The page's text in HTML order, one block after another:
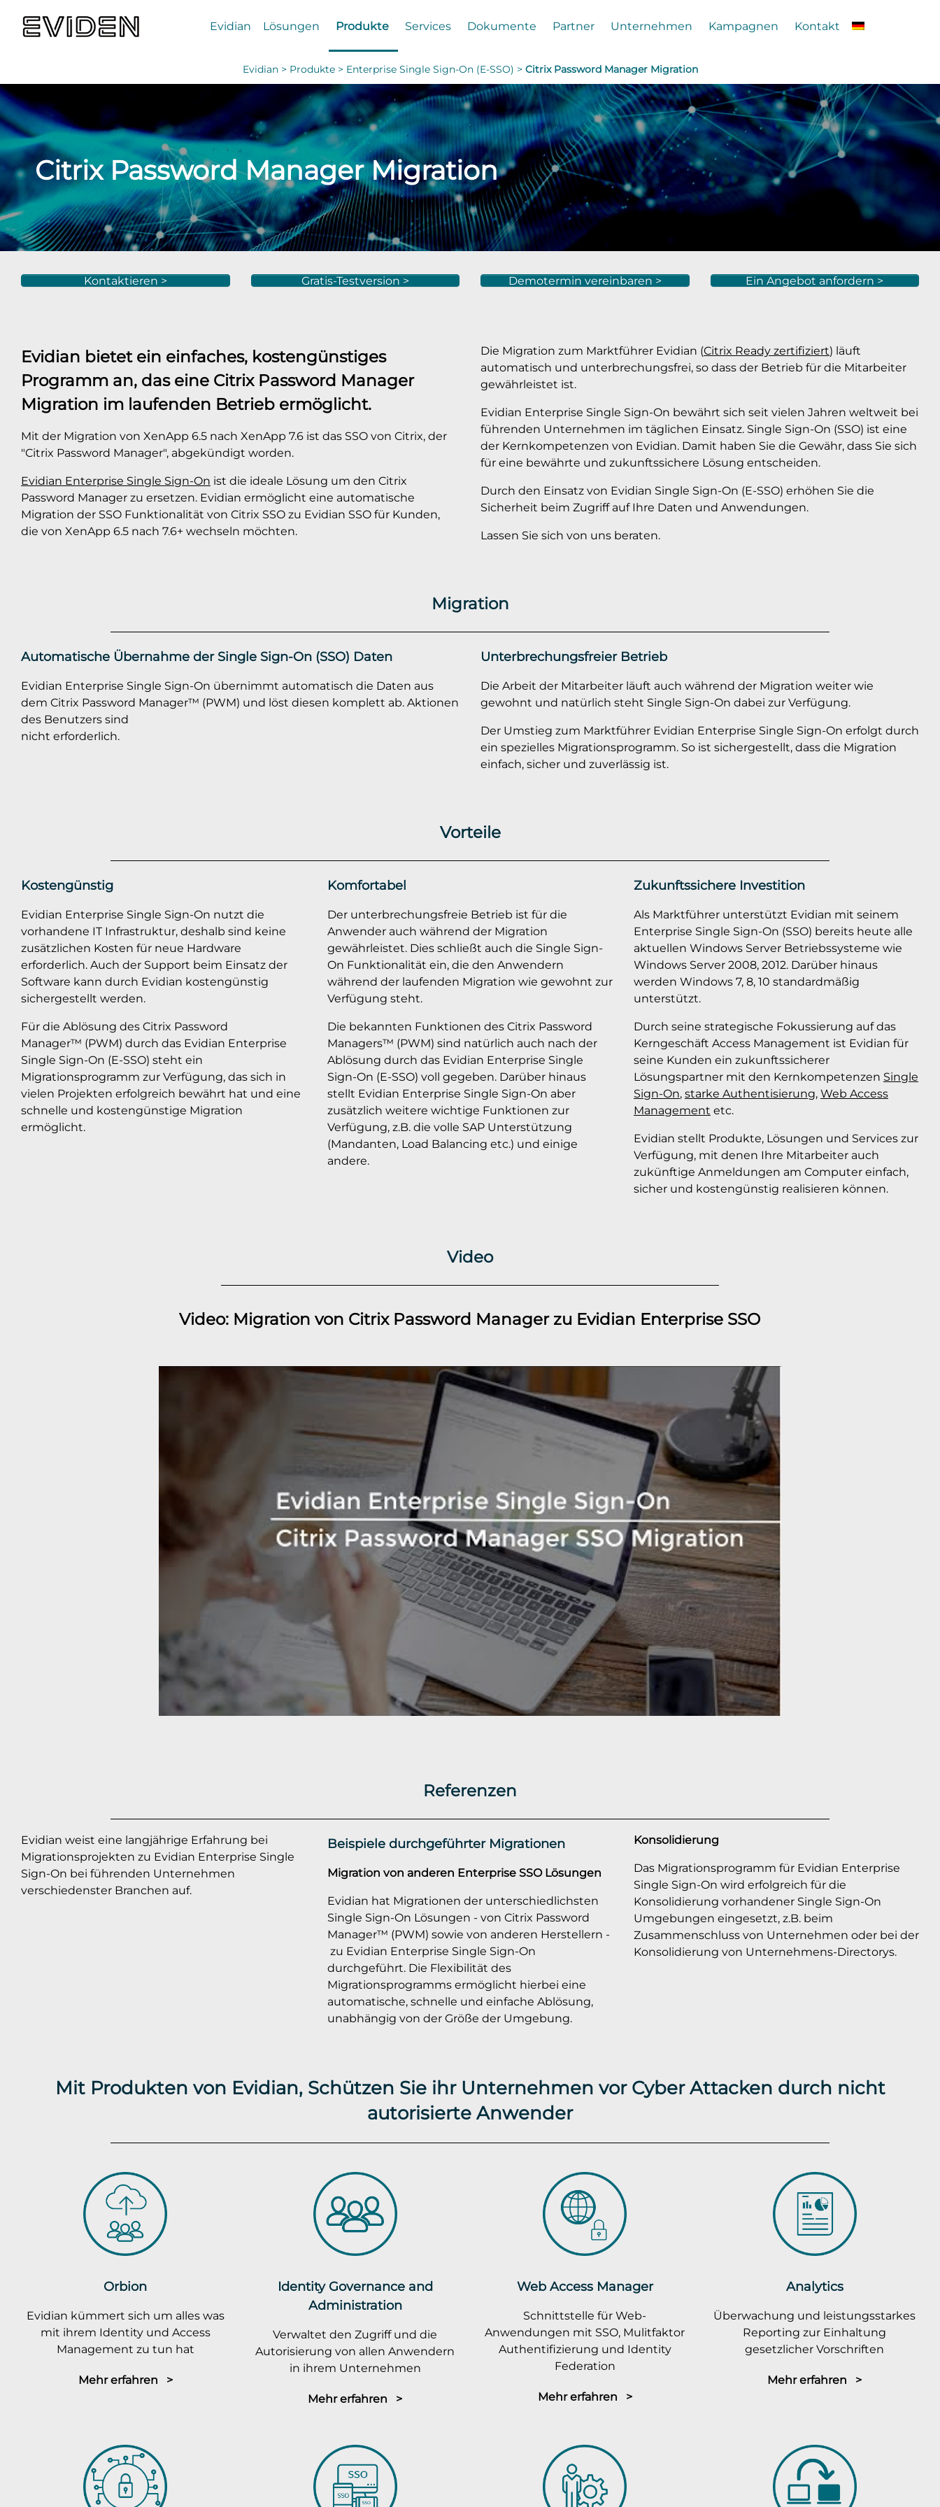
Evidian Lösungen Produkte Services Dokumente Partner Unternehmen Kampagnen Kontakt
Evidian > Produkte > Enterprise Single Sign-On (E-SSO) > Citrix Password Manager Migration
Citrix Password Manager Migration
Kontaktieren > Gratis-Testversion > Demotermin vereinbaren > Ein Angebot anfordern >
Evidian bietet ein einfaches, kostengünstiges
Programm an, das eine Citrix Password Manager
Migration im laufenden Betrieb ermöglicht.
Mit der Migration von XenApp 6.5 nach XenApp 7.6 ist das SSO von Citrix, der
"Citrix Password Manager", abgekündigt worden.
Evidian Enterprise Single Sign-On ist die ideale Lösung um den Citrix
Password Manager zu ersetzen. Evidian ermöglicht eine automatische
Migration der SSO Funktionalität von Citrix SSO zu Evidian SSO für Kunden,
die von XenApp 6.5 nach 7.6+ wechseln möchten.
Die Migration zum Marktführer Evidian (Citrix Ready zertifiziert) läuft
automatisch und unterbrechungsfrei, so dass der Betrieb für die Mitarbeiter
gewährleistet ist.
Evidian Enterprise Single Sign-On bewährt sich seit vielen Jahren weltweit bei
führenden Unternehmen im täglichen Einsatz. Single Sign-On (SSO) ist eine
der Kernkompetenzen von Evidian. Damit haben Sie die Gewähr, dass Sie sich
für eine bewährte und zukunftssichere Lösung entscheiden.
Durch den Einsatz von Evidian Single Sign-On (E-SSO) erhöhen Sie die
Sicherheit beim Zugriff auf Ihre Daten und Anwendungen.
Lassen Sie sich von uns beraten.
Migration
Automatische Übernahme der Single Sign-On (SSO) Daten
Evidian Enterprise Single Sign-On übernimmt automatisch die Daten aus
dem Citrix Password Manager™ (PWM) und löst diesen komplett ab. Aktionen
des Benutzers sind
nicht erforderlich.
Unterbrechungsfreier Betrieb
Die Arbeit der Mitarbeiter läuft auch während der Migration weiter wie
gewohnt und natürlich steht Single Sign-On dabei zur Verfügung.
Der Umstieg zum Marktführer Evidian Enterprise Single Sign-On erfolgt durch
ein spezielles Migrationsprogramm. So ist sichergestellt, dass die Migration
einfach, sicher und zuverlässig ist.
Vorteile
Kostengünstig
Evidian Enterprise Single Sign-On nutzt die
vorhandene IT Infrastruktur, deshalb sind keine
zusätzlichen Kosten für neue Hardware
erforderlich. Auch der Support beim Einsatz der
Software kann durch Evidian kostengünstig
sichergestellt werden.
Für die Ablösung des Citrix Password
Manager™ (PWM) durch das Evidian Enterprise
Single Sign-On (E-SSO) steht ein
Migrationsprogramm zur Verfügung, das sich in
vielen Projekten erfolgreich bewährt hat und eine
schnelle und kostengünstige Migration
ermöglicht.
Komfortabel
Der unterbrechungsfreie Betrieb ist für die
Anwender auch während der Migration
gewährleistet. Dies schließt auch die Single Sign-
On Funktionalität ein, die den Anwendern
während der laufenden Migration wie gewohnt zur
Verfügung steht.
Die bekannten Funktionen des Citrix Password
Managers™ (PWM) sind natürlich auch nach der
Ablösung durch das Evidian Enterprise Single
Sign-On (E-SSO) voll gegeben. Darüber hinaus
stellt Evidian Enterprise Single Sign-On aber
zusätzlich weitere wichtige Funktionen zur
Verfügung, z.B. die volle SAP Unterstützung
(Mandanten, Load Balancing etc.) und einige
andere.
Zukunftssichere Investition
Als Marktführer unterstützt Evidian mit seinem
Enterprise Single Sign-On (SSO) bereits heute alle
aktuellen Windows Server Betriebssysteme wie
Windows Server 2008, 2012. Darüber hinaus
werden Windows 7, 8, 10 standardmäßig
unterstützt.
Durch seine strategische Fokussierung auf das
Kerngeschäft Access Management ist Evidian für
seine Kunden ein zukunftssicherer
Lösungspartner mit den Kernkompetenzen Single
Sign-On, starke Authentisierung, Web Access
Management etc.
Evidian stellt Produkte, Lösungen und Services zur
Verfügung, mit denen Ihre Mitarbeiter auch
zukünftige Anmeldungen am Computer einfach,
sicher und kostengünstig realisieren können.
Video
Video: Migration von Citrix Password Manager zu Evidian Enterprise SSO
Referenzen
Evidian weist eine langjährige Erfahrung bei
Migrationsprojekten zu Evidian Enterprise Single
Sign-On bei führenden Unternehmen
verschiedenster Branchen auf.
Beispiele durchgeführter Migrationen
Migration von anderen Enterprise SSO Lösungen
Evidian hat Migrationen der unterschiedlichsten
Single Sign-On Lösungen - von Citrix Password
Manager™ (PWM) sowie von anderen Herstellern -
zu Evidian Enterprise Single Sign-On
durchgeführt. Die Flexibilität des
Migrationsprogramms ermöglicht hierbei eine
automatische, schnelle und einfache Ablösung,
unabhängig von der Größe der Umgebung.
Konsolidierung
Das Migrationsprogramm für Evidian Enterprise
Single Sign-On wird erfolgreich für die
Konsolidierung vorhandener Single Sign-On
Umgebungen eingesetzt, z.B. beim
Zusammenschluss von Unternehmen oder bei der
Konsolidierung von Unternehmens-Directorys.
Mit Produkten von Evidian, Schützen Sie ihr Unternehmen vor Cyber Attacken durch nicht
autorisierte Anwender
Orbion
Evidian kümmert sich um alles was
mit ihrem Identity und Access
Management zu tun hat
Mehr erfahren >
Identity Governance and
Administration
Verwaltet den Zugriff und die
Autorisierung von allen Anwendern
in ihrem Unternehmen
Mehr erfahren >
Web Access Manager
Schnittstelle für Web-
Anwendungen mit SSO, Mulitfaktor
Authentifizierung und Identity
Federation
Mehr erfahren >
Analytics
Überwachung und leistungsstarkes
Reporting zur Einhaltung
gesetzlicher Vorschriften
Mehr erfahren >